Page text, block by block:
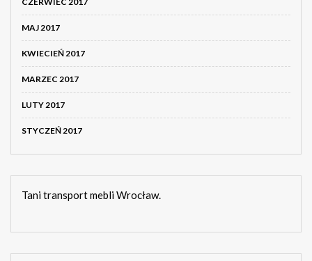
MAJ 2017
KWIECIEŃ 2017
MARZEC 2017
LUTY 2017
STYCZEŃ 2017
Tani transport mebli Wrocław.